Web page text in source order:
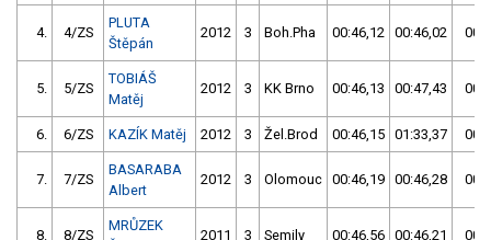
4. 4/ZS
PLUTA
Štěpán
2012 3 Boh.Pha 00:46,12 00:46,02
5. 5/ZS
TOBIÁŠ
Matěj
2012 3 KK Brno 00:46,13 00:47,43
6. 6/ZS KAZÍK Matěj 2012 3 Žel.Brod 00:46,15 01:33,37
7. 7/ZS
BASARABA
Albert
2012 3 Olomouc 00:46,19 00:46,28
8. 8/ZS
MRŮZEK
2011 3 Semily 00:46,56 00:46,21